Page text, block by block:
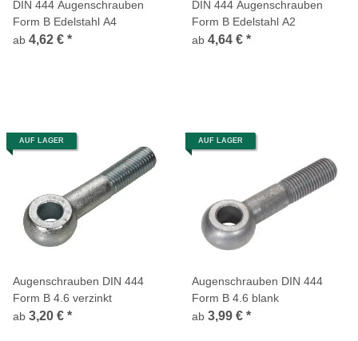
DIN 444 Augenschrauben
Form B Edelstahl A4
ab 4,62 € *
DIN 444 Augenschrauben
Form B Edelstahl A2
ab 4,64 € *
AUF LAGER
Augenschrauben DIN 444
Form B 4.6 verzinkt
ab 3,20 € *
AUF LAGER
Augenschrauben DIN 444
Form B 4.6 blank
ab 3,99 € *